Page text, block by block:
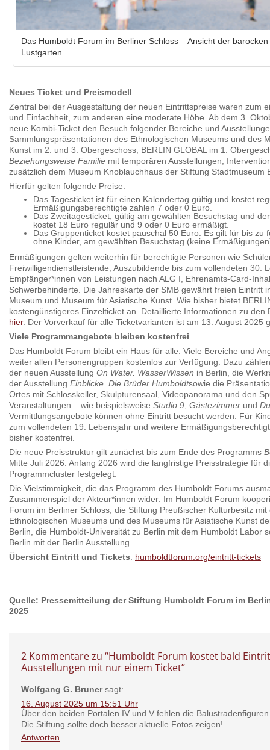
Das Humboldt Forum im Berliner Schloss – Ansicht der
Lustgarten
Neues Ticket und Preismodell
Zentral bei der Ausgestaltung der neuen Eintrittspreise waren zum
und Einfachheit, zum anderen eine moderate Höhe. Ab dem 3.
neue Kombi-Ticket den Besuch folgender Bereiche und
Sammlungspräsentationen des Ethnologischen Museums und des
Kunst im 2. und 3. Obergeschoss, BERLIN GLOBAL im 1.
Beziehungsweise Familie mit temporären Ausstellungen,
zusätzlich dem Museum Knoblauchhaus der Stiftung Stadtmuseum
Hierfür gelten folgende Preise:
Das Tagesticket ist für einen Kalendertag gültig und kostet
Ermäßigungsberechtigte zahlen 7 oder 0 Euro.
Das Zweitagesticket, gültig am gewählten Besuchstag und
kostet 18 Euro regulär und 9 oder 0 Euro ermäßigt.
Das Gruppenticket kostet pauschal 50 Euro. Es gilt für bis zu
ohne Kinder, am gewählten Besuchstag (keine
Ermäßigungen gelten weiterhin für berechtigte Personen wie
Freiwilligendienstleistende, Auszubildende bis zum vollendeten 30.
Empfänger*innen von Leistungen nach ALG I, Ehrenamts-Card-
Schwerbehinderte. Die Jahreskarte der SMB gewährt freien Eintritt
Museum und Museum für Asiatische Kunst. Wie bisher bietet
kostengünstigeres Einzelticket an. Detaillierte Informationen zu den
hier. Der Vorverkauf für alle Ticketvarianten ist am 13. August 2025
Viele Programmangebote bleiben kostenfrei
Das Humboldt Forum bleibt ein Haus für alle: Viele Bereiche und
weiter allen Personengruppen kostenlos zur Verfügung. Dazu
der neuen Ausstellung On Water. WasserWissen in Berlin, die
der Ausstellung Einblicke. Die Brüder Humboldtsowie die
Ortes mit Schlosskeller, Skulpturensaal, Videopanorama und den
Veranstaltungen – wie beispielsweise Studio 9 Gästezimmer und
Vermittlungsangebote können ohne Eintritt besucht werden. Für
zum vollendeten 19. Lebensjahr und weitere
bisher kostenfrei.
Die neue Preisstruktur gilt zunächst bis zum Ende des Programms
Mitte Juli 2026. Anfang 2026 wird die langfristige Preisstrategie für
Programmcluster festgelegt.
Die Vielstimmigkeit, die das Programm des Humboldt Forums
Zusammenspiel der Akteur*innen wider: Im Humboldt Forum
Forum im Berliner Schloss, die Stiftung Preußischer Kulturbesitz
Ethnologischen Museums und des Museums für Asiatische Kunst
Berlin, die Humboldt-Universität zu Berlin mit dem Humboldt Labor
Berlin mit der Berlin Ausstellung.
Übersicht Eintritt und Tickets: humboldtforum.org/eintritt-tickets
Quelle: Pressemitteilung der Stiftung Humboldt Forum im
2025
2 Kommentare zu “Humboldt Forum kostet bald
Ausstellungen mit nur einem Ticket”
Wolfgang G. Bruner sagt:
16. August 2025 um 15:51 Uhr
Über den beiden Portalen IV und V fehlen die
Die Stiftung sollte doch besser aktuelle Fotos zeigen!
Antworten